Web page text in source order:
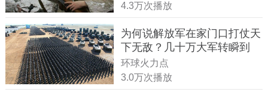
4.3万次播放
为何说解放军在家门口打仗天
下无敌？几十万大军转瞬到
达！
环球火力点
3.0万次播放